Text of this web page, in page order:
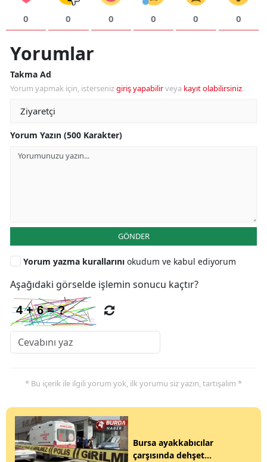
0 0 0 0 0 0
Yorumlar
Takma Ad
Yorum yapmak için, istersenizgiriş yapabilirveya kayıt olabilirsiniz.
Yorum Yazın (500 Karakter)
GÖNDER
Yorum yazma kurallarını okudum ve kabul ediyorum
Aşağıdaki görselde işlemin sonucu kaçtır?
* Bu içerik ile ilgili yorum yok, ilk yorumu siz yazın, tartışalım *
Bursa ayakkabıcılar
çarşısında dehşet...